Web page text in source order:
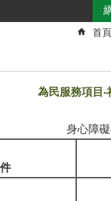
首頁
為民服務項目-
身心障